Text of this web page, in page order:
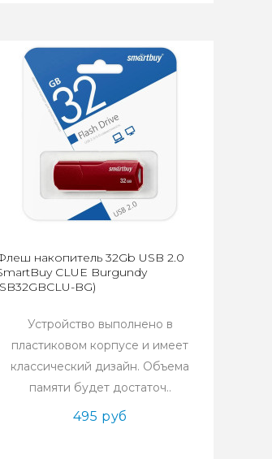
накопитель 32Gb USB 2.0
CLUE Burgundy
BG)
Устройство выполнено в
пластиковом корпусе и имеет
классический дизайн. Объема
памяти будет достаточ..
495 руб